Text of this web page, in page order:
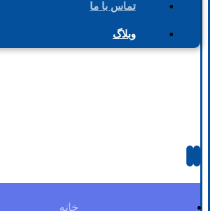
تماس با ما
وبلاگ
خانه